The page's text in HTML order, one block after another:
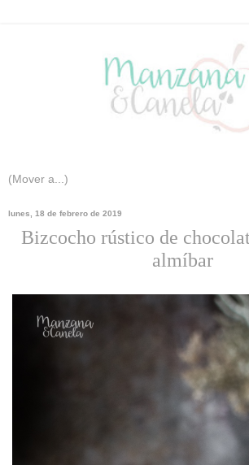
lunes, 18 de febrero de 2019
Bizcocho rústico de
almíbar